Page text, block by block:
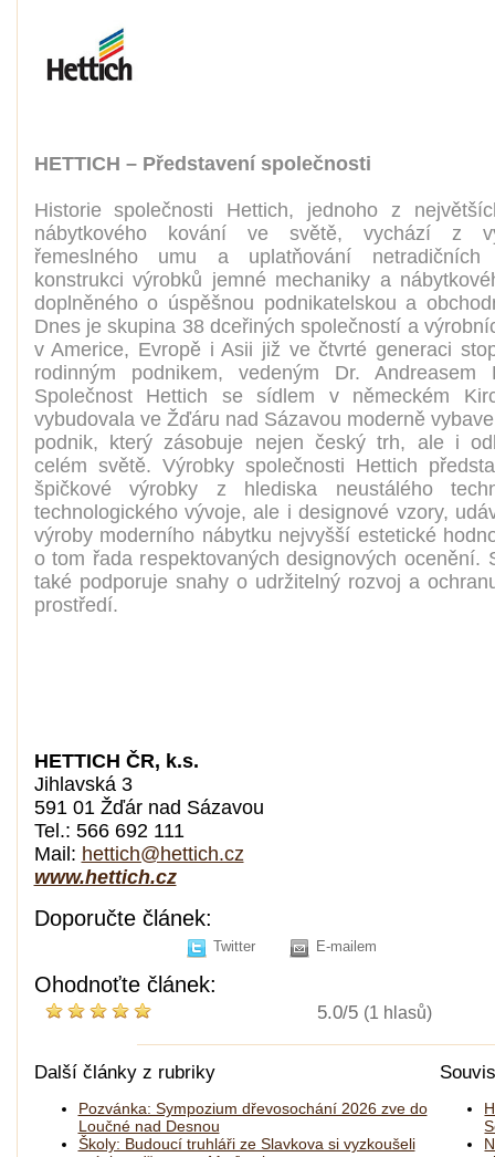
HETTICH – Představení společnosti
Historie společnosti Hettich, jednoho z
nábytkového kování ve světě, vychází z
řemeslného umu a uplatňování
konstrukci výrobků jemné mechaniky a
doplněného o úspěšnou podnikatelskou a
Dnes je skupina 38 dceřiných společností a
v Americe, Evropě i Asii již ve čtvrté generaci
rodinným podnikem, vedeným Dr. Andreasem
Společnost Hettich se sídlem v německém
vybudovala ve Žďáru nad Sázavou moderně
podnik, který zásobuje nejen český trh, ale i
celém světě. Výrobky společnosti Hettich
špičkové výrobky z hlediska neustálého
technologického vývoje, ale i designové vzory,
výroby moderního nábytku nejvyšší estetické
o tom řada respektovaných designových ocenění.
také podporuje snahy o udržitelný rozvoj a
prostředí.
HETTICH ČR, k.s.
Jihlavská 3
591 01 Žďár nad Sázavou
Tel.: 566 692 111
Mail: hettich@hettich.cz
www.hettich.cz
Doporučte článek:
Twitter E-mailem
Ohodnoťte článek:
5.0/5 (1 hlasů)
Další články z rubriky
Pozvánka: Sympozium dřevosochání 2026 zve do
Loučné nad Desnou
Školy: Budoucí truhláři ze Slavkova si vyzkoušeli